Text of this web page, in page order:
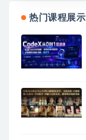
热门课程展示